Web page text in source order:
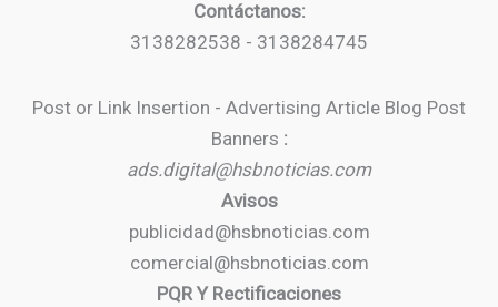
Contáctanos:
3138282538 - 3138284745
Post or Link Insertion - Advertising Article Blog Post
Banners :
ads.digital@hsbnoticias.com
Avisos
publicidad@hsbnoticias.com
comercial@hsbnoticias.com
PQR Y Rectificaciones